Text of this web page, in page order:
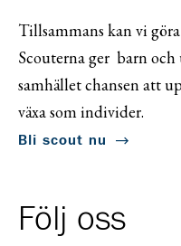
Tillsammans kan vi
Scouterna ger barn
samhället chansen att
växa som individer.
Bli scout nu
Följ oss